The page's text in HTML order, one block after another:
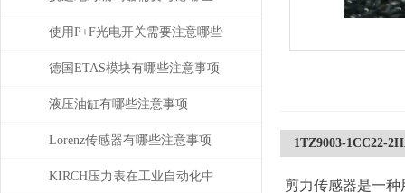
问题
使用P+F光电开关需要注意哪些
问题？
德国ETAS模块有哪些注意事项
液压油缸有哪些注意事项
Lorenz传感器有哪些注意事项
KIRCH压力表在工业自动化中
1TZ9003-1CC22-
剪力传感器是一种